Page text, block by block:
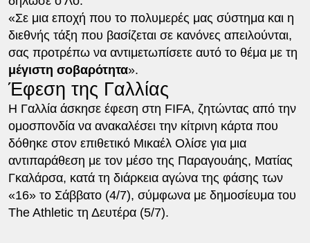
«Σε μια εποχή που το πολυμερές μας σύστημα και η
διεθνής τάξη που βασίζεται σε κανόνες απειλούνται,
σας προτρέπω να αντιμετωπίσετε αυτό το θέμα με τη
μέγιστη σοβαρότητα».
Έφεση της Γαλλίας
Η Γαλλία άσκησε έφεση στη FIFA, ζητώντας από την
ομοσπονδία να ανακαλέσει την κίτρινη κάρτα που
δόθηκε στον επιθετικό Μικαέλ Ολίσε για μια
αντιπαράθεση με τον μέσο της Παραγουάης, Ματίας
Γκαλάρσα, κατά τη διάρκεια αγώνα της φάσης των
«16» το Σάββατο (4/7), σύμφωνα με δημοσίευμα του
The Athletic τη Δευτέρα (5/7).